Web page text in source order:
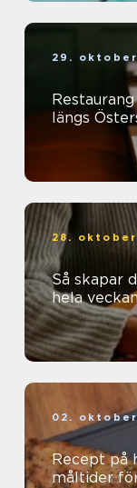
29. oktober
längs
28. oktober
Så skapar
hela
02. oktober
Recept på
måltider